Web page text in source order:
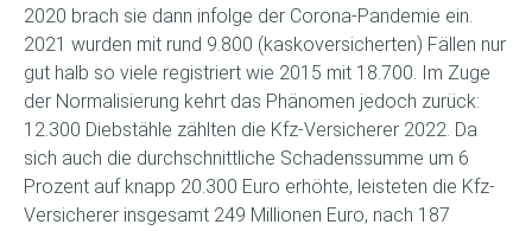
2020 brach sie dann infolge der Corona-Pandemie ein.
2021 wurden mit rund 9.800 (kaskoversicherten) Fällen nur
gut halb so viele registriert wie 2015 mit 18.700. Im Zuge
der Normalisierung kehrt das Phänomen jedoch zurück:
12.300 Diebstähle zählten die Kfz-Versicherer 2022. Da
sich auch die durchschnittliche Schadenssumme um 6
Prozent auf knapp 20.300 Euro erhöhte, leisteten die Kfz-
Versicherer insgesamt 249 Millionen Euro, nach 187